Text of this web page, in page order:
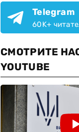
Telegram
60K+
СМОТРИТЕ
YOUTUBE